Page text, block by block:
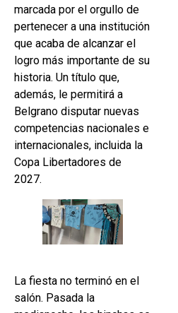
marcada por el orgullo de
pertenecer a una institución
que acaba de alcanzar el
logro más importante de su
historia. Un título que,
además, le permitirá a
Belgrano disputar nuevas
competencias nacionales e
internacionales, incluida la
Copa Libertadores de
2027.
La fiesta no terminó en el
salón. Pasada la